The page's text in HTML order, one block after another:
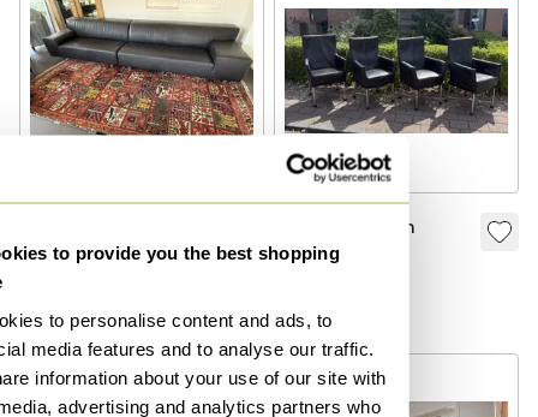
to provide you the best shopping
to personalise content and ads, to
media features and to analyse our traffic.
information about your use of our site with
advertising and analytics partners who
Montis Chaplin